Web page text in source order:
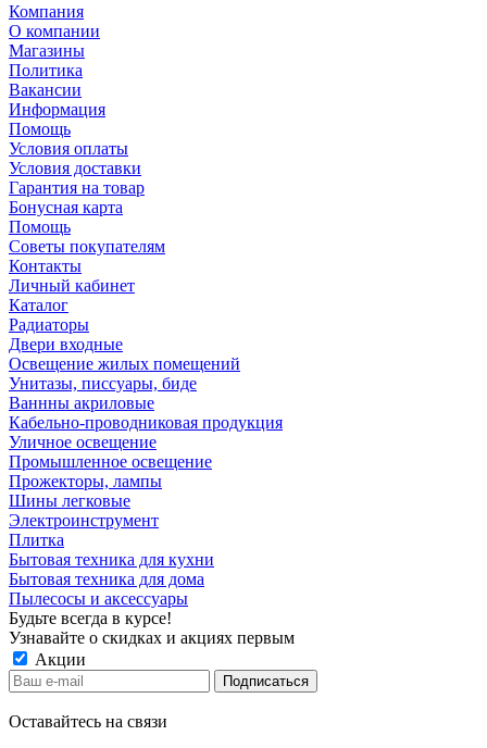
Компания
О компании
Магазины
Политика
Вакансии
Информация
Помощь
Условия оплаты
Условия доставки
Гарантия на товар
Бонусная карта
Помощь
Советы покупателям
Контакты
Личный кабинет
Каталог
Радиаторы
Двери входные
Освещение жилых помещений
Унитазы, писсуары, биде
Ваннны акриловые
Кабельно-проводниковая продукция
Уличное освещение
Промышленное освещение
Прожекторы, лампы
Шины легковые
Электроинструмент
Плитка
Бытовая техника для кухни
Бытовая техника для дома
Пылесосы и аксессуары
Будьте всегда в курсе!
Узнавайте о скидках и акциях первым
Акции
Оставайтесь на связи